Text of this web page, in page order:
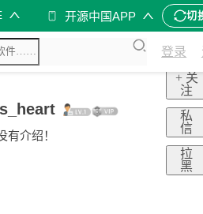
开源中国APP 切
登录
有介绍！
+ 关
注
私
信
拉
黑